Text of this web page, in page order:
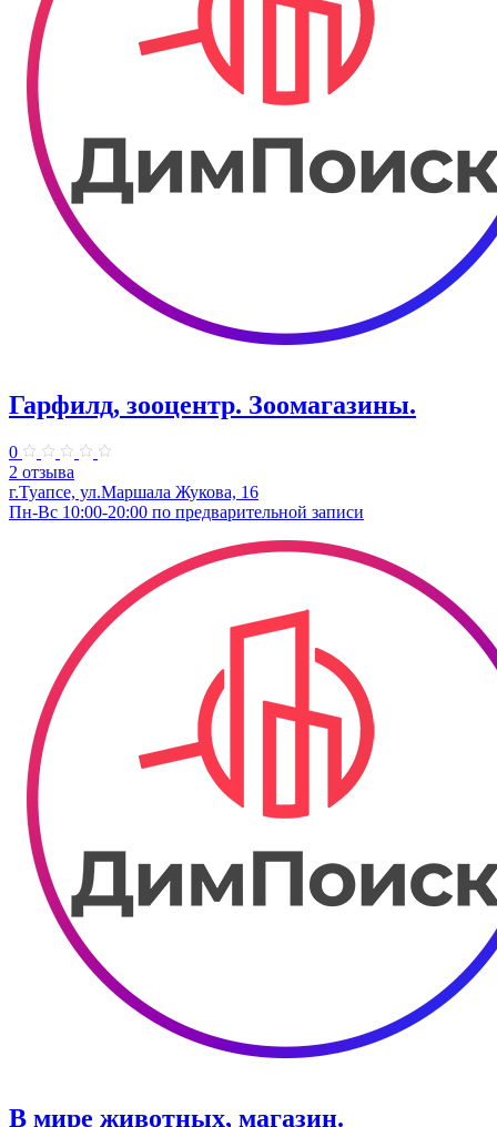
Гарфилд, зооцентр. Зоомагазины.
0
2 отзыва
г.Туапсе, ул.Маршала Жукова, 16
Пн-Вс 10:00-20:00 по предварительной записи
В мире животных, магазин.